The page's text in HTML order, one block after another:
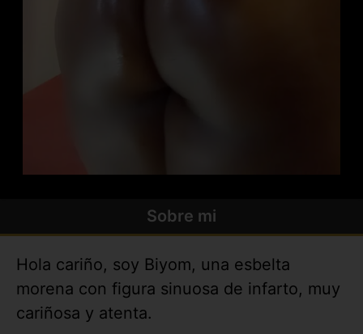
Sobre mi
Hola cariño, soy Biyom, una esbelta
morena con figura sinuosa de infarto, muy
cariñosa y atenta.